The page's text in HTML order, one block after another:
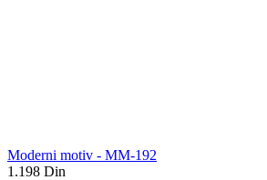
Moderni motiv - MM-192
1.198 Din